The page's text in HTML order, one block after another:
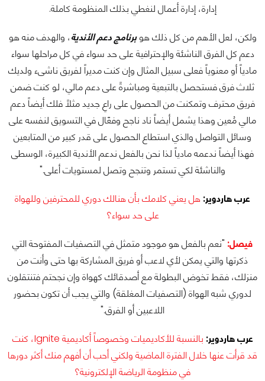
إدارة، إدارة أعمال لنغطي بذلك المنظومة كاملة.
ولكن، لعل الأهم من كل ذلك هوبرنامج دعم الأندية، والهدف منه هو
دعم كل الفرق الناشئة والإحترافية على حد سواء في كل مراحلها سواء
مادياً أو معنوياً فعلى سبيل المثال وإن كنت مديراً لفريق ناشىء ولديك
ثلاث فرق فستحصل بالتبعية ومباشرةً على دعم مالي، لو كنت ضمن
فريق محترف وتمكنت من الحصول على راعِ جديد مثلاً فلك أيضاً دعم
مالي مُعين وهذا يشمل أيضاً ناد ناجح وفعّال في التسويق لنفسه على
وسائل التواصل والذي استطاع الحصول على قدر كبير من المتابعين
فهذا أيضاً ندعمه مادياً لذا نحن بالفعل ندعم الأندية الكبيرة، الوسطى
والناشئة لكي تستمر وتنجح وتصل لمستويات أعلى."
عرب هاردوير: هل يعني كلامك بأن هنالك دوري للمحترفين وللهواة
على حد سواء؟
فيصل: "نعم بالفعل هو موجود متمثل في التصفيات المفتوحة التي
ذكرتها والتي يمكن لأي لاعب أو فريق المشاركة بها حتى وأنت من
منزلك، فقط تخوض البطولة مع أصدقائك كهواة وإن نجحتم فتنتقلون
لدوري شبه الهواة (التصفيات المغلقة) والتي يجب أن تكون بحضور
اللاعبين أو الفرق."
عرب هاردوير:
بالنسبة للأكاديميات وخصوصاً أكاديمية Ignite، كنت
قد قرأت عنها خلال الفترة الماضية ولكني أحب أن أفهم منك أكثر دورها
في منظومة الرياضة الإلكترونية؟